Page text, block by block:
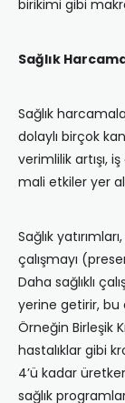
birikimi gibi
Sağlık
Sağlık
dolaylı birçok
verimlilik artışı,
mali etkiler yer
Sağlık
çalışmayı
Daha sağlıklı
yerine getirir, bu
Örneğin Birleşik
hastalıklar gibi
4’ü kadar
sağlık